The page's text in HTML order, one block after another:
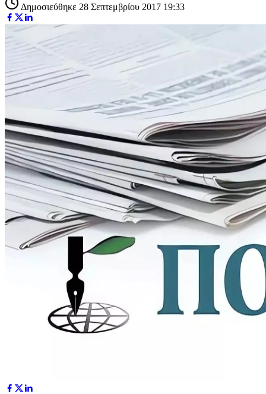
Δημοσιεύθηκε 28 Σεπτεμβρίου 2017 19:33